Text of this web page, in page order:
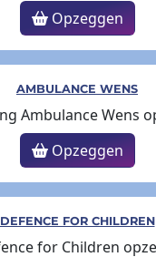
Opzeggen
AMBULANCE WENS
Opzeggen
DEFENCE FOR CHILDREN